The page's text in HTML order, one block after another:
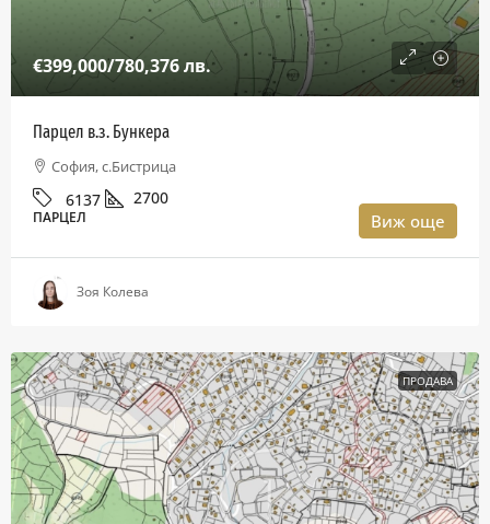
€399,000/780,376 лв.
Парцел в.з. Бункера
София, с.Бистрица
6137 2700
ПАРЦЕЛ Виж още
Зоя Колева
ПРОДАВА